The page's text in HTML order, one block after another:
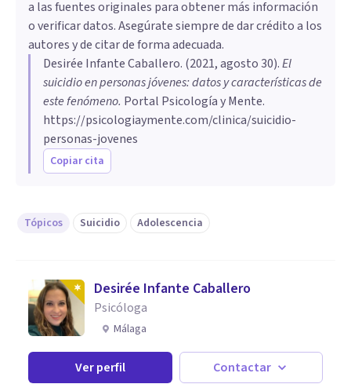
a las fuentes originales para obtener más información
o verificar datos. Asegúrate siempre de dar crédito a los
autores y de citar de forma adecuada.
Desirée Infante Caballero. (2021, agosto 30).El
suicidio en personas jóvenes: datos y características de
este fenómeno. Portal Psicología y Mente.
https://psicologiaymente.com/clinica/suicidio-
personas-jovenes
Copiar cita
Tópicos Suicidio Adolescencia
Desirée Infante Caballero
Psicóloga
Málaga
Ver perfil Contactar